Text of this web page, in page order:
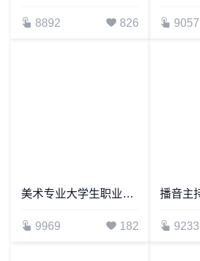
8892 826 9057
美术专业大学生职业生涯规划书word模板
9969 182 9233